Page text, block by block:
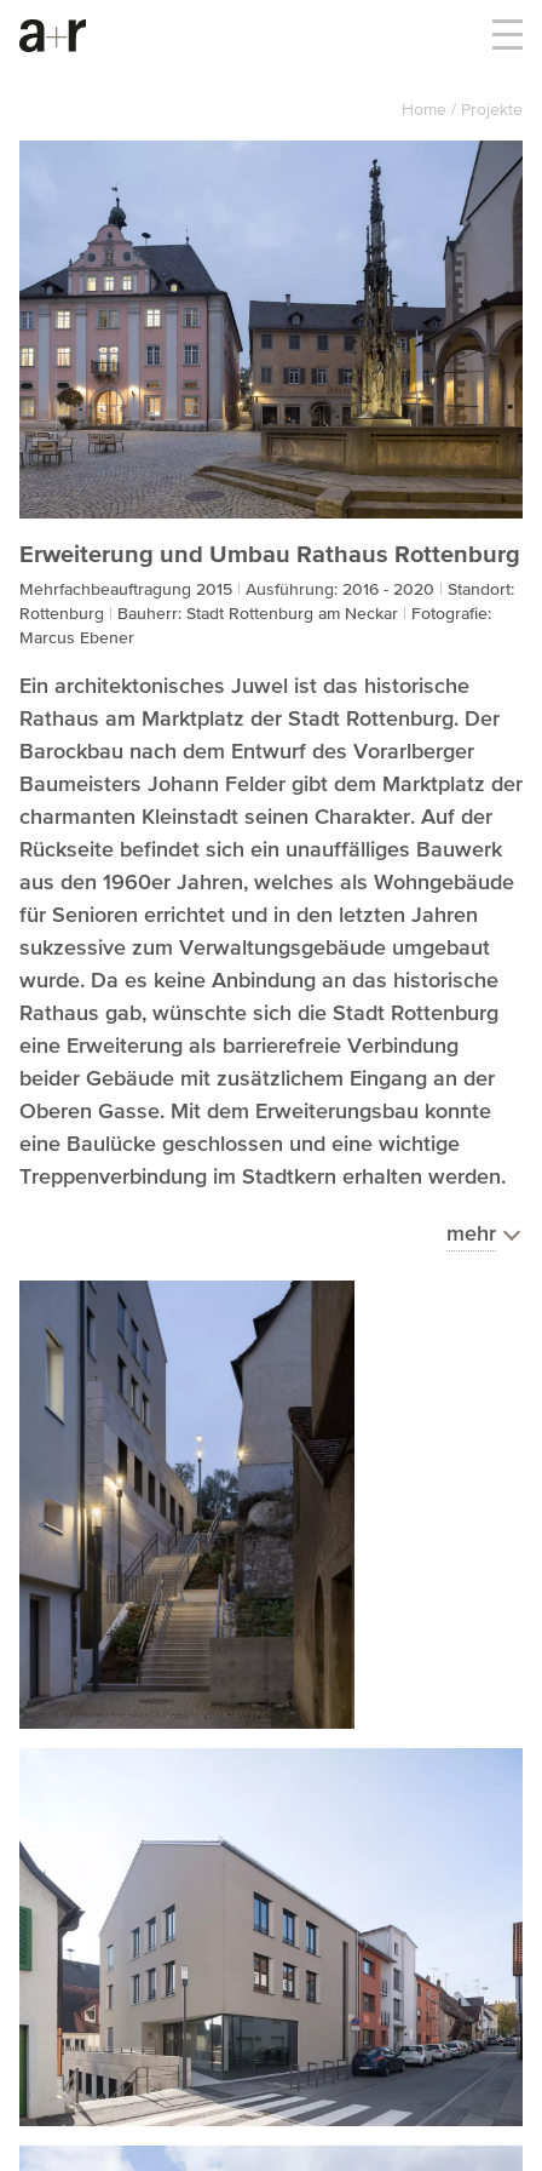
Home Projekte
Erweiterung und Umbau Rathaus Rottenburg
Mehrfachbeauftragung 2015 Ausführung: 2016 - 2020
Standort:
Rottenburg
Bauherr: Stadt Rottenburg am Neckar
Fotografie:
Marcus Ebener
Ein architektonisches Juwel ist das historische
Rathaus am Marktplatz der Stadt Rottenburg. Der
Barockbau nach dem Entwurf des Vorarlberger
Baumeisters Johann Felder gibt dem Marktplatz der
charmanten Kleinstadt seinen Charakter. Auf der
Rückseite befindet sich ein unauffälliges Bauwerk
aus den 1960er Jahren, welches als Wohngebäude
für Senioren errichtet und in den letzten Jahren
sukzessive zum Verwaltungsgebäude umgebaut
wurde. Da es keine Anbindung an das historische
Rathaus gab, wünschte sich die Stadt Rottenburg
eine Erweiterung als barrierefreie Verbindung
beider Gebäude mit zusätzlichem Eingang an der
Oberen Gasse. Mit dem Erweiterungsbau konnte
eine Baulücke geschlossen und eine wichtige
Treppenverbindung im Stadtkern erhalten werden.
mehr